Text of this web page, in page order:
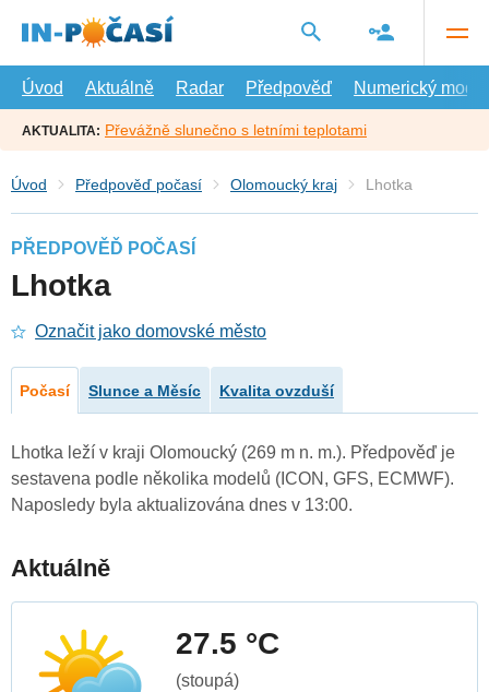
hlavní
Úvod
Aktuálně Radar Předpověď Numerický model
AKTUALITA: Převážně slunečno s letními teplotami
Úvod Předpověď počasí Olomoucký kraj Lhotka
PŘEDPOVĚĎ POČASÍ
Lhotka
Označit jako domovské město
Počasí Slunce a Měsíc Kvalita ovzduší
Lhotka leží v kraji Olomoucký (269 m n. m.). Předpověď je
sestavena podle několika modelů (ICON, GFS, ECMWF).
Naposledy byla aktualizována dnes v 13:00.
Aktuálně
27.5 °C
(stoupá)